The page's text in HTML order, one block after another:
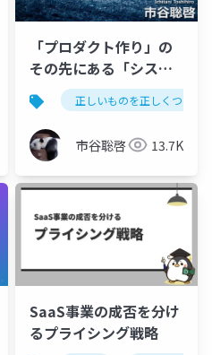
マーケティング フレームワー
「プロダクト作り」の
その先にある「システ
ム作り」正しいものを正しくつくる
市谷聡啓 13.7K
SaaS事業の成否を分け
るプライシング戦略